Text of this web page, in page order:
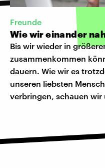
Freunde
Wie wir einander
Bis wir wieder in
zusammenkommen
dauern. Wie wir es
unseren liebsten
verbringen, schauen wir